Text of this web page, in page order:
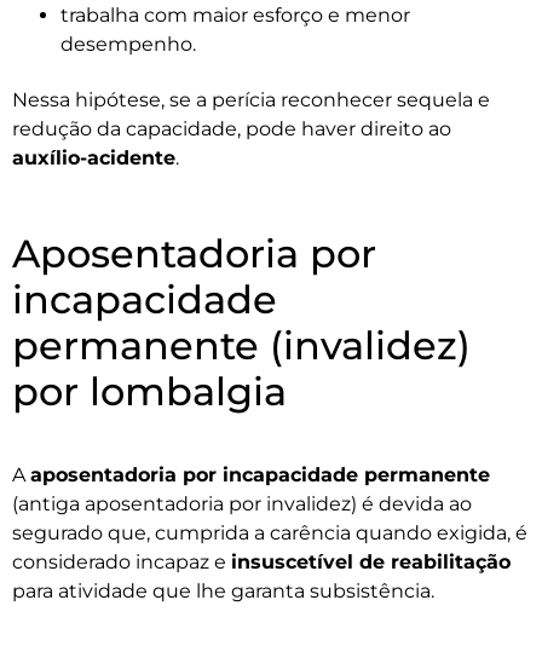
trabalha com maior esforço e menor
desempenho.
Nessa hipótese, se a perícia reconhecer sequela e
redução da capacidade, pode haver direito ao
auxílio-acidente.
Aposentadoria por
incapacidade
permanente (invalidez)
por lombalgia
A aposentadoria por incapacidade permanente
(antiga aposentadoria por invalidez) é devida ao
segurado que, cumprida a carência quando exigida, é
considerado incapaz e insuscetível de reabilitação
para atividade que lhe garanta subsistência.